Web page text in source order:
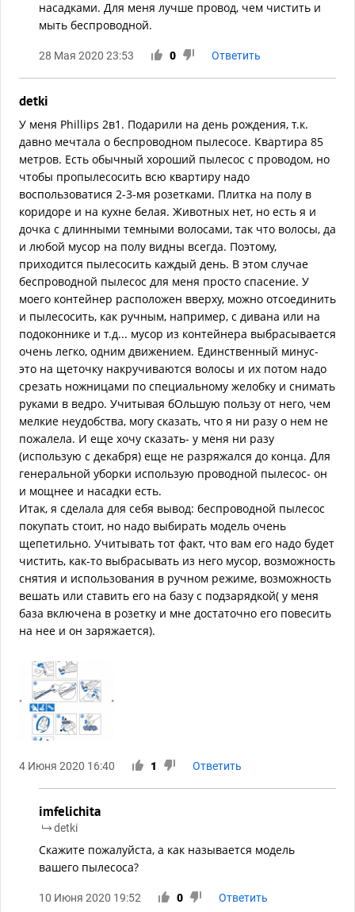
насадками. Для меня лучше провод, чем чистить и
мыть беспроводной.
28 Мая 2020 23:53 0 Ответить
detki
У меня Phillips 2в1. Подарили на день рождения, т.к.
давно мечтала о беспроводном пылесосе. Квартира 85
метров. Есть обычный хороший пылесос с проводом, но
чтобы пропылесосить всю квартиру надо
воспользоватися 2-3-мя розетками. Плитка на полу в
коридоре и на кухне белая. Животных нет, но есть я и
дочка с длинными темными волосами, так что волосы, да
и любой мусор на полу видны всегда. Поэтому,
приходится пылесосить каждый день. В этом случае
беспроводной пылесос для меня просто спасение. У
моего контейнер расположен вверху, можно отсоединить
и пылесосить, как ручным, например, с дивана или на
подоконнике и т.д... мусор из контейнера выбрасывается
очень легко, одним движением. Единственный минус-
это на щеточку накручиваются волосы и их потом надо
срезать ножницами по специальному желобку и снимать
руками в ведро. Учитывая бОльшую пользу от него, чем
мелкие неудобства, могу сказать, что я ни разу о нем не
пожалела. И еще хочу сказать- у меня ни разу
(использую с декабря) еще не разряжался до конца. Для
генеральной уборки использую проводной пылесос- он
и мощнее и насадки есть.
Итак, я сделала для себя вывод: беспроводной пылесос
покупать стоит, но надо выбирать модель очень
щепетильно. Учитывать тот факт, что вам его надо будет
чистить, как-то выбрасывать из него мусор, возможность
снятия и использования в ручном режиме, возможность
вешать или ставить его на базу с подзарядкой( у меня
база включена в розетку и мне достаточно его повесить
на нее и он заряжается).
4 Июня 2020 16:40 1 Ответить
imfelichita
detki
Скажите пожалуйста, а как называется модель
вашего пылесоса?
10 Июня 2020 19:52 0 Ответить